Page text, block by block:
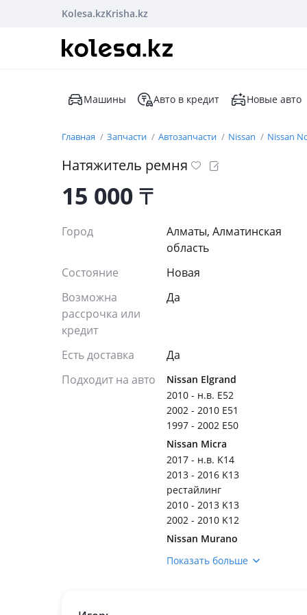
Kolesa.kzKrisha.kz
Машины Авто в кредит Новые авто
Главная Запчасти Автозапчасти Nissan Nissan
Натяжитель ремня
15 000₸
Город
Алматы, Алматинская
область
Состояние
Новая
Возможна
рассрочка или
кредит
Да
Есть доставка
Да
Подходит на авто
Nissan Elgrand
2010 - н.в. E52
2002 - 2010 E51
1997 - 2002 E50
Nissan Micra
2017 - н.в. K14
2013 - 2016 K13
рестайлинг
2010 - 2013 K13
2002 - 2010 K12
Nissan Murano
2016 - н.в. Z52
Показать больше